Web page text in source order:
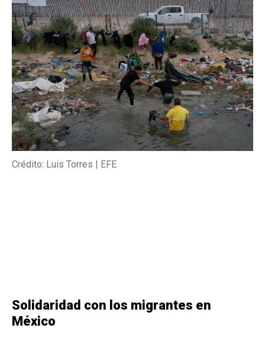
Crédito: Luis Torres | EFE
Solidaridad con los migrantes en
México